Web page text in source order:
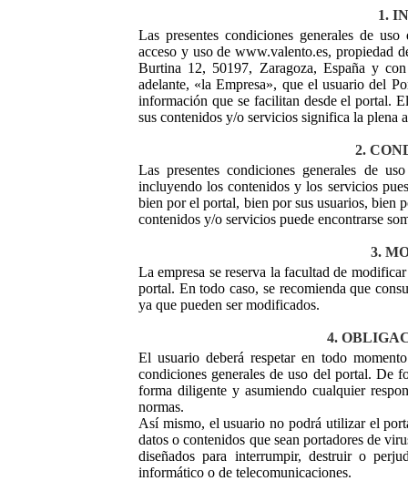
1.
Las presentes condiciones generales de
acceso y uso de www.valento.es, propiedad
Burtina 12, 50197, Zaragoza, España y
adelante, «la Empresa», que el usuario del
información que se facilitan desde el portal.
sus contenidos y/o servicios significa la plena
2.
Las presentes condiciones generales de
incluyendo los contenidos y los servicios
bien por el portal, bien por sus usuarios, bien
contenidos y/o servicios puede encontrarse
3.
La empresa se reserva la facultad de
portal. En todo caso, se recomienda que
ya que pueden ser modificados.
4.
El usuario deberá respetar en todo
condiciones generales de uso del portal. De
forma diligente y asumiendo cualquier
normas.
Así mismo, el usuario no podrá utilizar el
datos o contenidos que sean portadores de
diseñados para interrumpir, destruir o
informático o de telecomunicaciones.